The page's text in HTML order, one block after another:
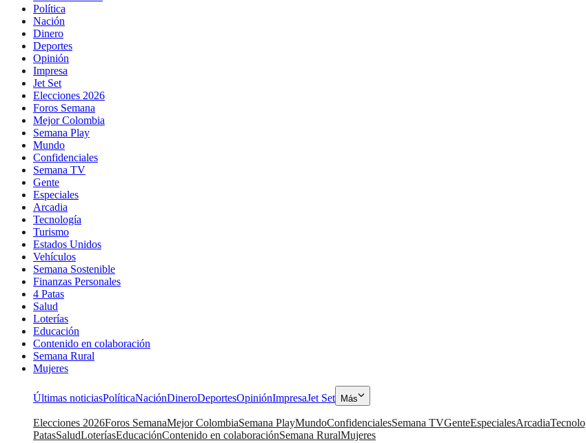
Política
Nación
Dinero
Deportes
Opinión
Impresa
Jet Set
Elecciones 2026
Foros Semana
Mejor Colombia
Semana Play
Mundo
Confidenciales
Semana TV
Gente
Especiales
Arcadia
Tecnología
Turismo
Estados Unidos
Vehículos
Semana Sostenible
Finanzas Personales
4 Patas
Salud
Loterías
Educación
Contenido en colaboración
Semana Rural
Mujeres
Últimas noticiasPolíticaNaciónDineroDeportesOpiniónImpresaJet Set Más
Elecciones 2026Foros SemanaMejor ColombiaSemana PlayMundoConfidencialesSemana TVGenteEspecialesArcadia
PatasSaludLoteríasEducaciónContenido en colaboraciónSemana RuralMujeres